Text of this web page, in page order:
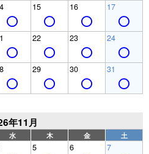
15 16 17
22 23 24
29 30 31
年11月
水 木 金 土
5 6 7